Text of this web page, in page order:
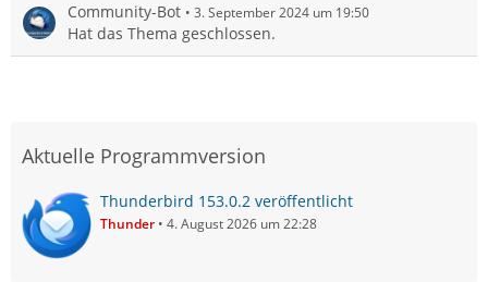
Community-Bot 3. September 2024 um 19:50
Hat das Thema geschlossen.
Aktuelle Programmversion
Thunderbird 153.0.2 veröffentlicht
Thunder 4. August 2026 um 22:28